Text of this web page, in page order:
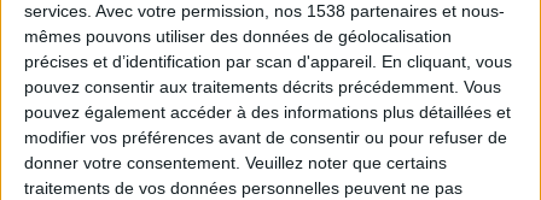
services. Avec votre permission, nos 1538 partenaires et nous-
mêmes pouvons utiliser des données de géolocalisation
précises et d’identification par scan d'appareil. En cliquant, vous
pouvez consentir aux traitements décrits précédemment. Vous
pouvez également accéder à des informations plus détaillées et
modifier vos préférences avant de consentir ou pour refuser de
donner votre consentement. Veuillez noter que certains
traitements de vos données personnelles peuvent ne pas
Combien de kilos souhaitez-vous perdre ?
Moins de
5 kilos
De 5 à 10
kilos
Plus de
10 kilos